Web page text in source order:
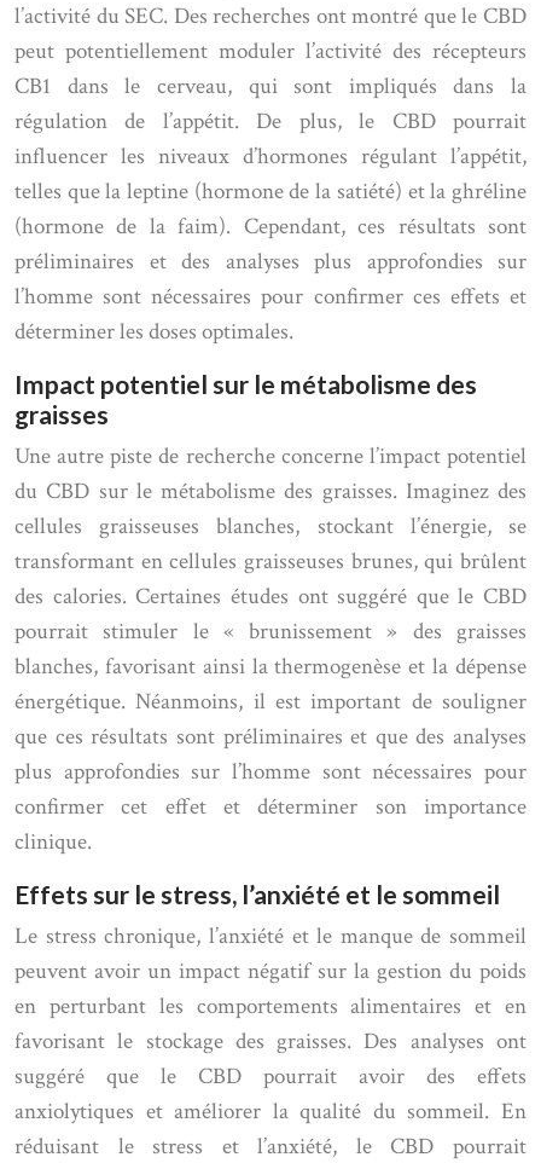
l’activité du SEC. Des recherches ont montré que le CBD
peut potentiellement moduler l’activité des récepteurs
CB1 dans le cerveau, qui sont impliqués dans la
régulation de l’appétit. De plus, le CBD pourrait
influencer les niveaux d’hormones régulant l’appétit,
telles que la leptine (hormone de la satiété) et la ghréline
(hormone de la faim). Cependant, ces résultats sont
préliminaires et des analyses plus approfondies sur
l’homme sont nécessaires pour confirmer ces effets et
déterminer les doses optimales.
Impact potentiel sur le métabolisme des
graisses
Une autre piste de recherche concerne l’impact potentiel
du CBD sur le métabolisme des graisses. Imaginez des
cellules graisseuses blanches, stockant l’énergie, se
transformant en cellules graisseuses brunes, qui brûlent
des calories. Certaines études ont suggéré que le CBD
pourrait stimuler le « brunissement » des graisses
blanches, favorisant ainsi la thermogenèse et la dépense
énergétique. Néanmoins, il est important de souligner
que ces résultats sont préliminaires et que des analyses
plus approfondies sur l’homme sont nécessaires pour
confirmer cet effet et déterminer son importance
clinique.
Effets sur le stress, l’anxiété et le sommeil
Le stress chronique, l’anxiété et le manque de sommeil
peuvent avoir un impact négatif sur la gestion du poids
en perturbant les comportements alimentaires et en
favorisant le stockage des graisses. Des analyses ont
suggéré que le CBD pourrait avoir des effets
anxiolytiques et améliorer la qualité du sommeil. En
réduisant le stress et l’anxiété, le CBD pourrait